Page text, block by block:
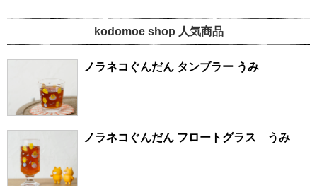
kodomoe shop 人気商品
ノラネコぐんだん タンブラー うみ
ノラネコぐんだん フロートグラス うみ